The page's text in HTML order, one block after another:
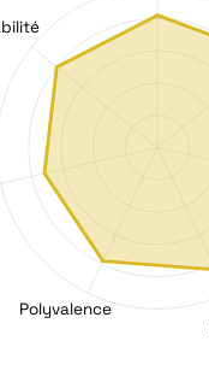
Polyvalence